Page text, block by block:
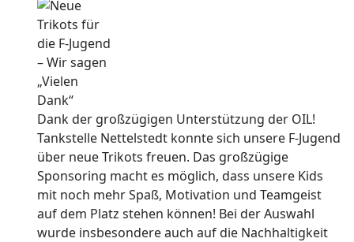
Dank der großzügigen Unterstützung der OIL!
Tankstelle Nettelstedt konnte sich unsere F-Jugend
über neue Trikots freuen. Das großzügige
Sponsoring macht es möglich, dass unsere Kids
mit noch mehr Spaß, Motivation und Teamgeist
auf dem Platz stehen können! Bei der Auswahl
wurde insbesondere auch auf die Nachhaltigkeit